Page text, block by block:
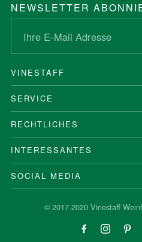
NEWSLETTER
VINESTAFF
SERVICE
RECHTLICHES
INTERESSANTES
SOCIAL MEDIA
© 2017-2020 Vinestaff